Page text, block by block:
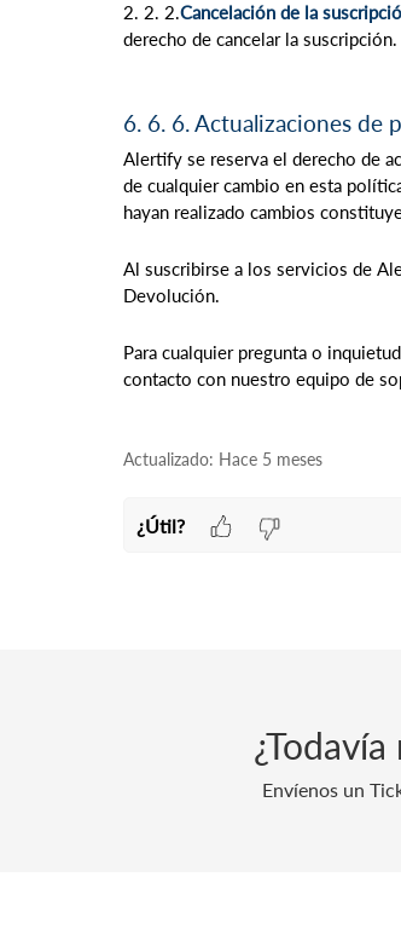
2. 2. 2.Cancelación de la
derecho de cancelar la suscripción.
6. 6. 6. Actualizaciones de
Alertify se reserva el derecho de
de cualquier cambio en esta
hayan realizado cambios
Al suscribirse a los servicios de
Devolución.
Para cualquier pregunta o
contacto con nuestro equipo de
Actualizado: Hace 5 meses
¿Útil?
Envíenos un